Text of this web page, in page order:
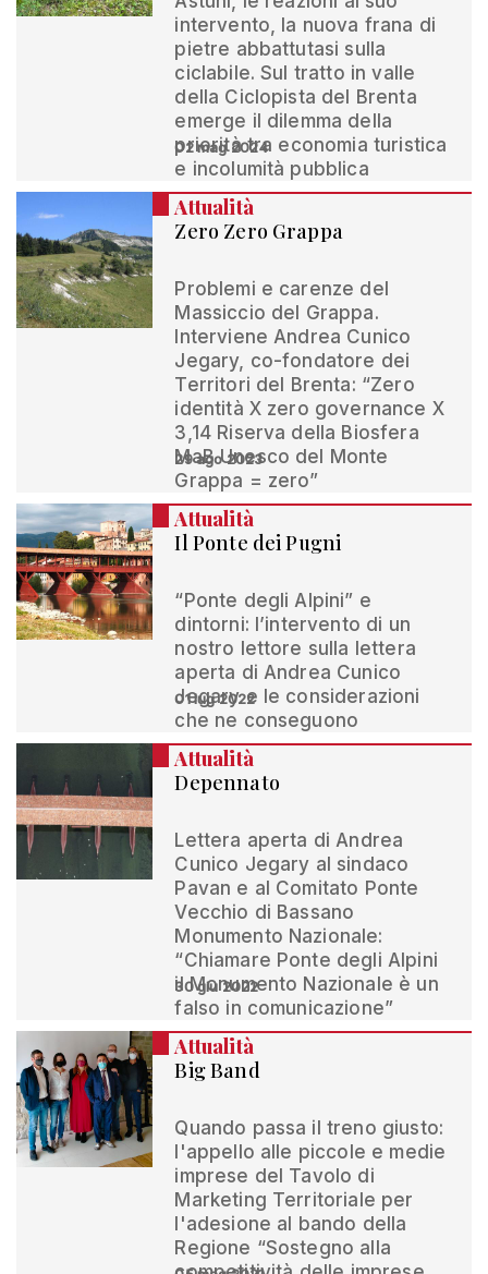
intervento, la nuova frana di
pietre abbattutasi sulla
ciclabile. Sul tratto in valle
della Ciclopista del Brenta
emerge il dilemma della
priorità tra economia turistica
e incolumità pubblica
02 mag 2024
Attualità
Zero Zero Grappa
Problemi e carenze del
Massiccio del Grappa.
Interviene Andrea Cunico
Jegary, co-fondatore dei
Territori del Brenta: “Zero
identità X zero governance X
3,14 Riserva della Biosfera
MaB Unesco del Monte
Grappa = zero”
29 ago 2023
Attualità
Il Ponte dei Pugni
“Ponte degli Alpini” e
dintorni: l’intervento di un
nostro lettore sulla lettera
aperta di Andrea Cunico
Jegary e le considerazioni
che ne conseguono
01 lug 2022
Attualità
Depennato
Lettera aperta di Andrea
Cunico Jegary al sindaco
Pavan e al Comitato Ponte
Vecchio di Bassano
Monumento Nazionale:
“Chiamare Ponte degli Alpini
il Monumento Nazionale è un
falso in comunicazione”
30 giu 2022
Attualità
Big Band
Quando passa il treno giusto:
l'appello alle piccole e medie
imprese del Tavolo di
Marketing Territoriale per
l'adesione al bando della
Regione “Sostegno alla